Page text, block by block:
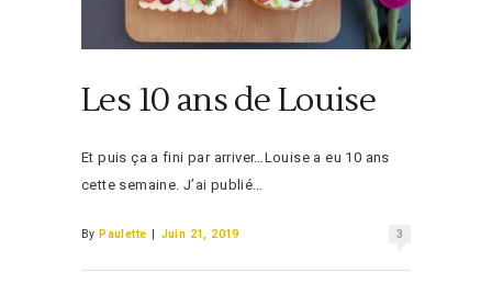
Les 10 ans de Louise
Et puis ça a fini par arriver…Louise a eu 10 ans
cette semaine. J’ai publié…
3
By Paulette | Juin 21, 2019